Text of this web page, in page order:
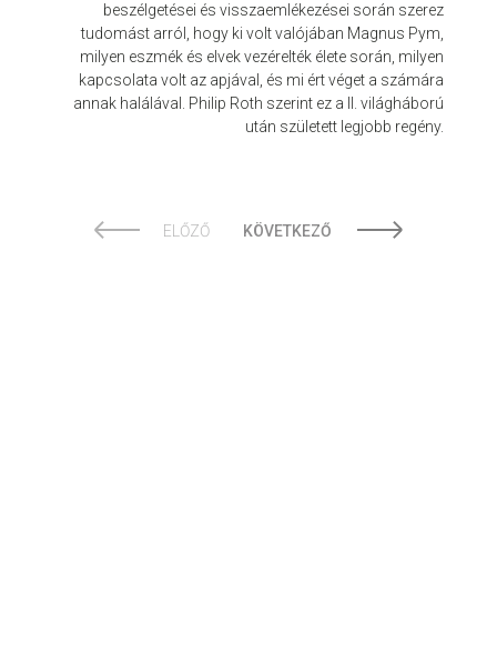
beszélgetései és visszaemlékezései során szerez
tudomást arról, hogy ki volt valójában Magnus Pym,
milyen eszmék és elvek vezérelték élete során, milyen
kapcsolata volt az apjával, és mi ért véget a számára
annak halálával. Philip Roth szerint ez a II. világháború
után született legjobb regény.
ELŐZŐ KÖVETKEZŐ